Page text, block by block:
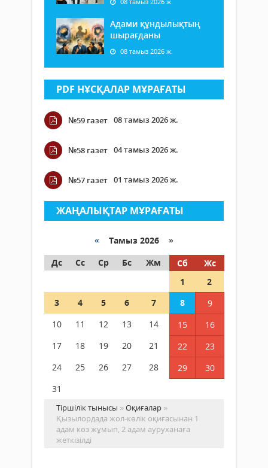
Адами құндылықтың
шырағданы
08 тамыз 2026 ж.
PDF НҰСҚАЛАР МҰРАҒАТЫ
№59 газет 08 тамыз 2026 ж.
№58 газет 04 тамыз 2026 ж.
№57 газет 01 тамыз 2026 ж.
ЖАҢАЛЫҚТАР МҰРАҒАТЫ
« Тамыз 2026 »
Дс
Сс Ср Бс Жм Сб
Жс
1
2
3
4 5 6 7 8
9
10
11 12 13 14 15
16
17
18 19 20 21 22
23
24
25 26 27 28 29
30
31
Тіршілік тынысы »Оқиғалар »
Қызылордада жол-көлік оқиғасынан 1
адам көз жұмып, 2 адам ауруханаға
жеткізілді